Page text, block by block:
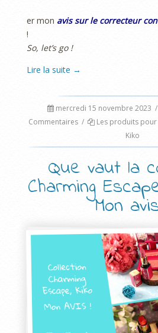
er mon avis sur le correcteur
!
So, let’s go !
Lire la suite →
mercredi 15 novembre 2023 /
Commentaires / Les produits
Kiko
Que vaut la
Charming
Mon